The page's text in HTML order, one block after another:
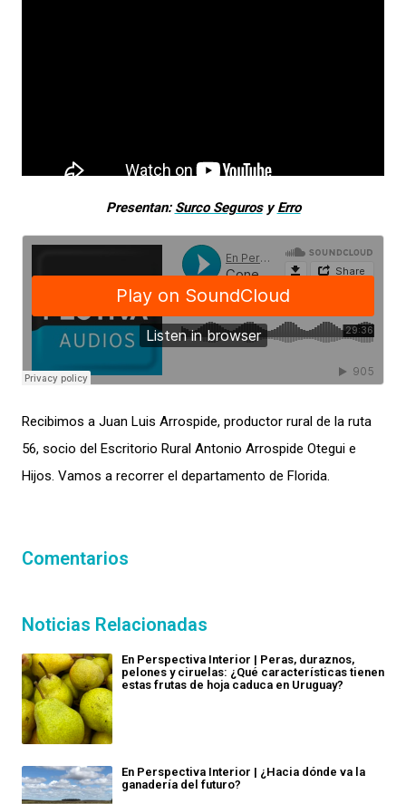
Presentan: Surco SegurosyErro
Recibimos a Juan Luis Arrospide, productor rural de la ruta
56, socio del Escritorio Rural Antonio Arrospide Otegui e
Hijos. Vamos a recorrer el departamento de Florida.
Comentarios
Noticias Relacionadas
En Perspectiva Interior | Peras, duraznos,
pelones y ciruelas: ¿Qué características tienen
estas frutas de hoja caduca en Uruguay?
En Perspectiva Interior | ¿Hacia dónde va la
ganadería del futuro?